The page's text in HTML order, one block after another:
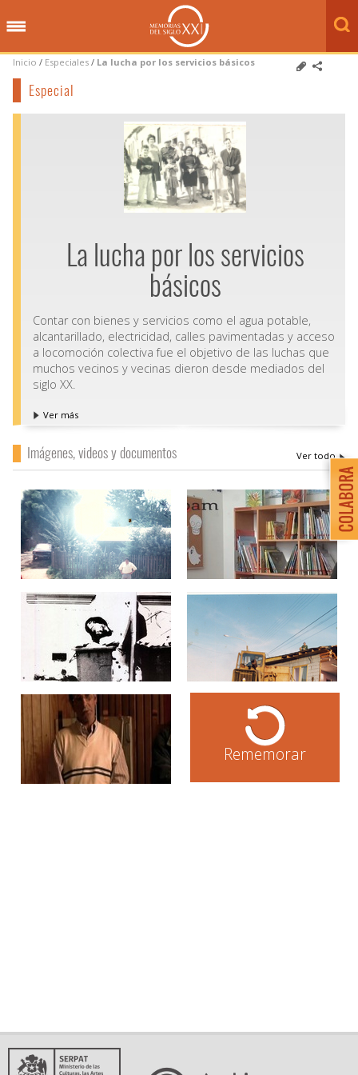
Inicio / Especiales / La lucha por los servicios básicos
Especial
La lucha por los servicios
básicos
Contar con bienes y servicios como el agua potable,
alcantarillado, electricidad, calles pavimentadas y acceso
a locomoción colectiva fue el objetivo de las luchas que
muchos vecinos y vecinas dieron desde mediados del
siglo XX.
Ver más
Imágenes, videos y documentos
Rememorar